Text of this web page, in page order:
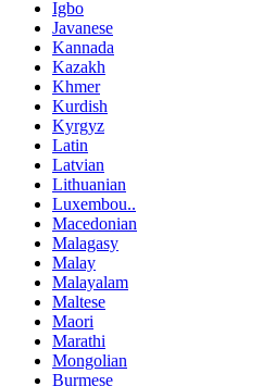
Igbo
Javanese
Kannada
Kazakh
Khmer
Kurdish
Kyrgyz
Latin
Latvian
Lithuanian
Luxembou..
Macedonian
Malagasy
Malay
Malayalam
Maltese
Maori
Marathi
Mongolian
Burmese